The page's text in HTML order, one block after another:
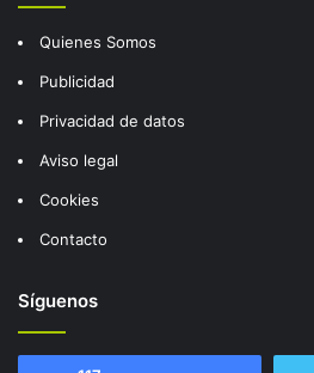
Quienes Somos
Publicidad
Privacidad de datos
Aviso legal
Cookies
Contacto
Síguenos